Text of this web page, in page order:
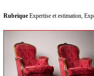
Rubrique Expertise et estimation,